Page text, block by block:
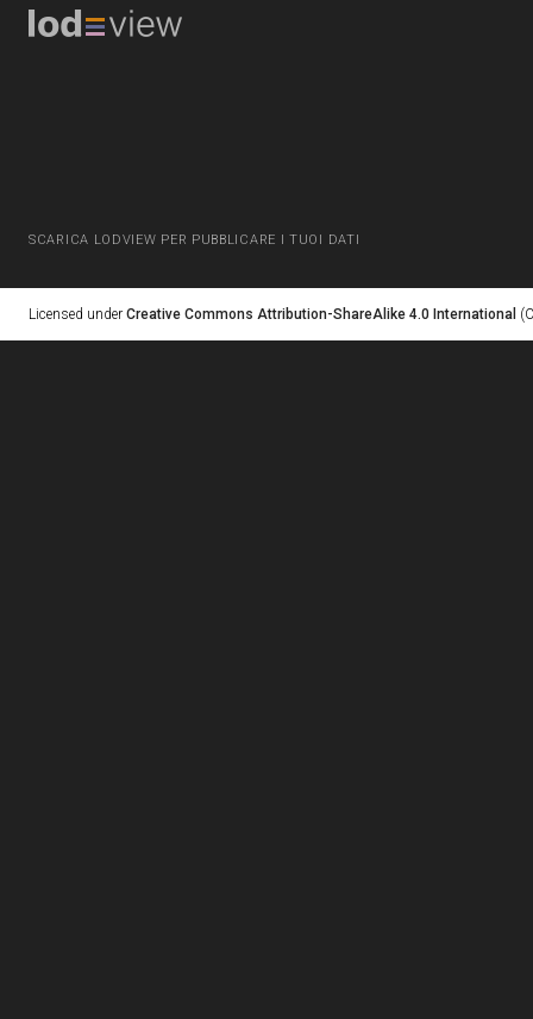
SCARICA LODVIEW PER PUBBLICARE I TUOI DATI
Licensed under Creative Commons Attribution-ShareAlike 4.0 International